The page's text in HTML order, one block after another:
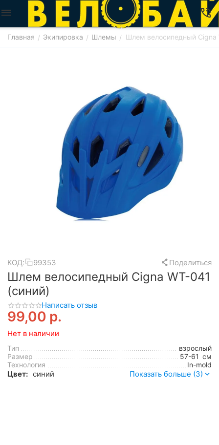
Главная / Экипировка / Шлемы / Шлем велосипедный Cigna
КОД: 99353 Поделиться
Шлем велосипедный Cigna WT-041
(синий)
Написать отзыв
99,00 р.
Нет в наличии
Тип
взрослый
Размер
57-61 см
Технология
In-mold
Цвет: синий Показать больше (3)